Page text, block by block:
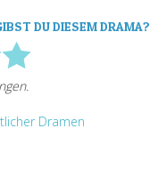
DU DIESEM DRAMA?
Dramen